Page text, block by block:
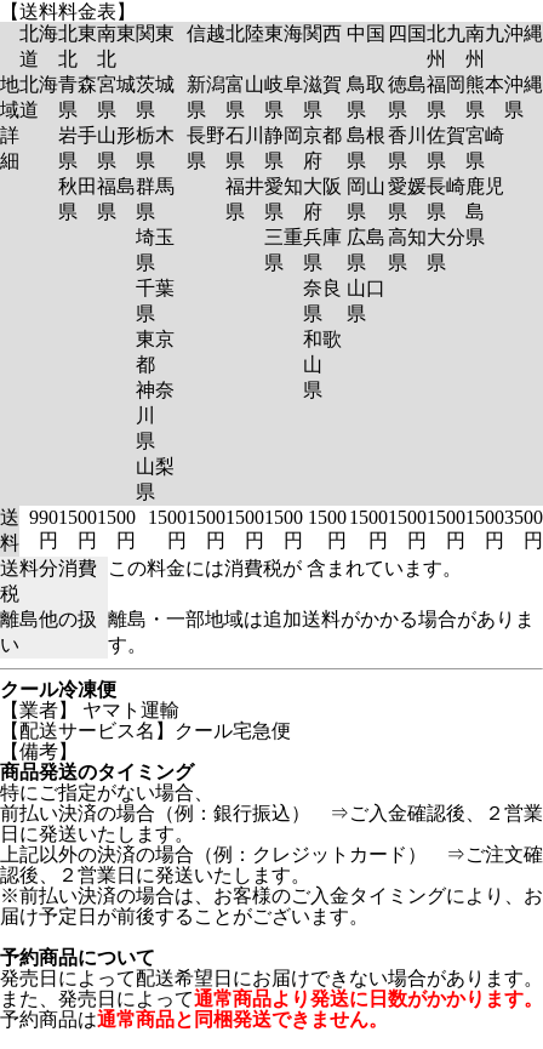
【送料料金表】
北海
道
北東
北
南東
北
関東 信越北陸東海関西 中国 四国北九
州
南九
州
沖縄
地
域
詳
細
北海
道
青森
県
岩手
県
秋田
県
宮城
県
山形
県
福島
県
茨城
県
栃木
県
群馬
県
埼玉
県
千葉
県
東京
都
神奈
川
県
山梨
県
新潟
県
長野
県
富山
県
石川
県
福井
県
岐阜
県
静岡
県
愛知
県
三重
県
滋賀
県
京都
府
大阪
府
兵庫
県
奈良
県
和歌
山
県
鳥取
県
島根
県
岡山
県
広島
県
山口
県
徳島
県
香川
県
愛媛
県
高知
県
福岡
県
佐賀
県
長崎
県
大分
県
熊本
県
宮崎
県
鹿児
島
県
沖縄
県
送
料
990
円
1500
円
1500
円
1500
円
1500
円
1500
円
1500
円
1500
円
1500
円
1500
円
1500
円
1500
円
3500
円
送料分消費
税
この料金には消費税が 含まれています。
離島他の扱
い
離島・一部地域は追加送料がかかる場合がありま
す。
クール冷凍便
【業者】 ヤマト運輸
【配送サービス名】クール宅急便
【備考】
商品発送のタイミング
特にご指定がない場合、
前払い決済の場合（例：銀行振込） ⇒ご入金確認後、２営業
日に発送いたします。
上記以外の決済の場合（例：クレジットカード） ⇒ご注文確
認後、２営業日に発送いたします。
※前払い決済の場合は、お客様のご入金タイミングにより、お
届け予定日が前後することがございます。
予約商品について
発売日によって配送希望日にお届けできない場合があります。
また、発売日によって通常商品より発送に日数がかかります。
予約商品は通常商品と同梱発送できません。